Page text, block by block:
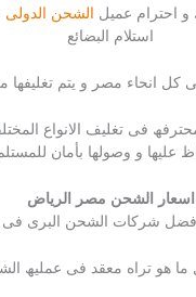
و احترام عمیل الشحن الدولى
استلام البضائع
كل انحاء مصر و یتم تغلیفھا
فى تغلیف الانواع
علیھا و وصولھا بأمان
اسعار الشحن مصر الرياض
افضل شركات الشحن البرى
ما ھو تراه معقد فى عملیھ